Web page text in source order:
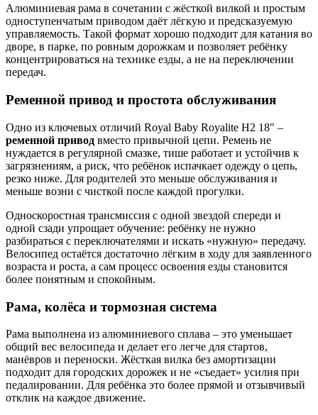
Алюминиевая рама в сочетании с жёсткой вилкой и простым
одноступенчатым приводом даёт лёгкую и предсказуемую
управляемость. Такой формат хорошо подходит для катания во
дворе, в парке, по ровным дорожкам и позволяет ребёнку
концентрироваться на технике езды, а не на переключении
передач.
Ременной привод и простота обслуживания
Одно из ключевых отличий Royal Baby Royalite H2 18" –
ременной привод вместо привычной цепи. Ремень не
нуждается в регулярной смазке, тише работает и устойчив к
загрязнениям, а риск, что ребёнок испачкает одежду о цепь,
резко ниже. Для родителей это меньше обслуживания и
меньше возни с чисткой после каждой прогулки.
Односкоростная трансмиссия с одной звездой спереди и
одной сзади упрощает обучение: ребёнку не нужно
разбираться с переключателями и искать «нужную» передачу.
Велосипед остаётся достаточно лёгким в ходу для заявленного
возраста и роста, а сам процесс освоения езды становится
более понятным и спокойным.
Рама, колёса и тормозная система
Рама выполнена из алюминиевого сплава – это уменьшает
общий вес велосипеда и делает его легче для стартов,
манёвров и переноски. Жёсткая вилка без амортизации
подходит для городских дорожек и не «съедает» усилия при
педалировании. Для ребёнка это более прямой и отзывчивый
отклик на каждое движение.